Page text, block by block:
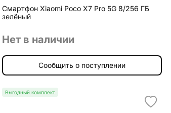
Смартфон Xiaomi Poco X7 Pro 5G 8/256 ГБ
зелёный
Нет в наличии
Сообщить о поступлении
Выгодный комплект